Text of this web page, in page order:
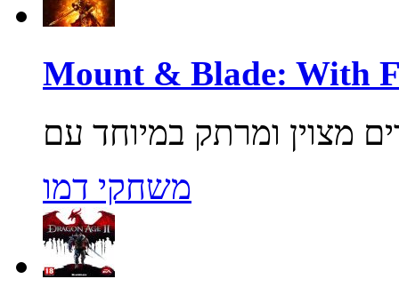
משחקי דמו